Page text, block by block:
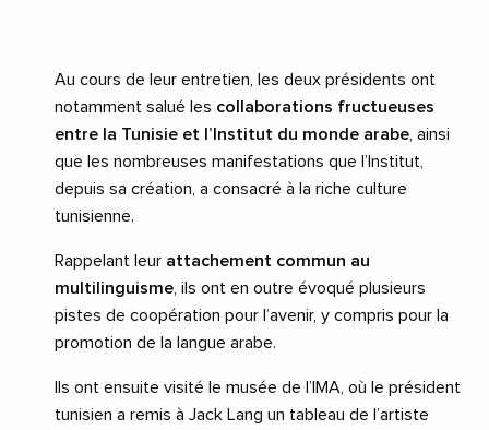
Au cours de leur entretien, les deux présidents ont
notamment salué les collaborations fructueuses
entre la Tunisie et l’Institut du monde arabe , ainsi
que les nombreuses manifestations que l’Institut,
depuis sa création, a consacré à la riche culture
tunisienne.
Rappelant leur attachement commun au
multilinguisme , ils ont en outre évoqué plusieurs
pistes de coopération pour l’avenir, y compris pour la
promotion de la langue arabe.
Ils ont ensuite visité le musée de l’IMA, où le président
tunisien a remis à Jack Lang un tableau de l’artiste